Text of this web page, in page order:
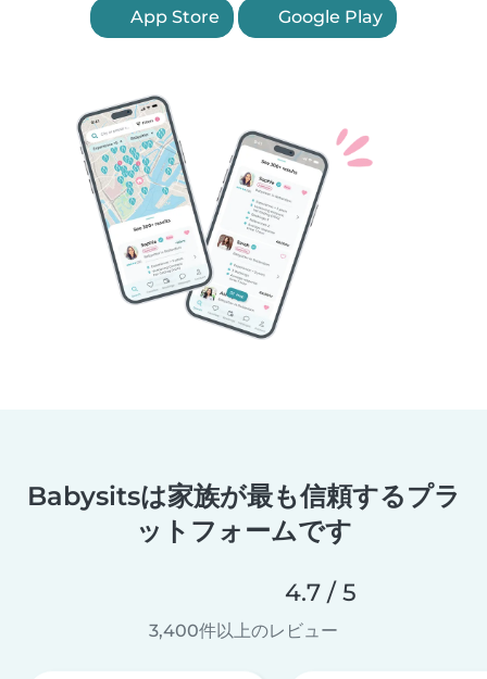
App Store Google Play
Babysitsは家族が最も信頼するプラ
ットフォームです
4.7 / 5
3,400件以上のレビュー